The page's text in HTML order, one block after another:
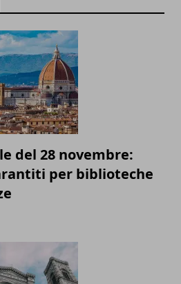
del 28 novembre:
per biblioteche